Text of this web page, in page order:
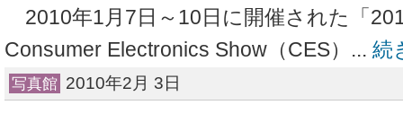
2010年1月7日～10日に開催された「
Consumer Electronics Show（CES）... 続
写真館 2010年2月 3日